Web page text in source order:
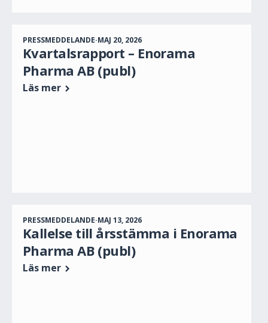
PRESSMEDDELANDE·MAJ 20, 2026
Kvartalsrapport – Enorama
Pharma AB (publ)
Läs mer
PRESSMEDDELANDE·MAJ 13, 2026
Kallelse till årsstämma i Enorama
Pharma AB (publ)
Läs mer